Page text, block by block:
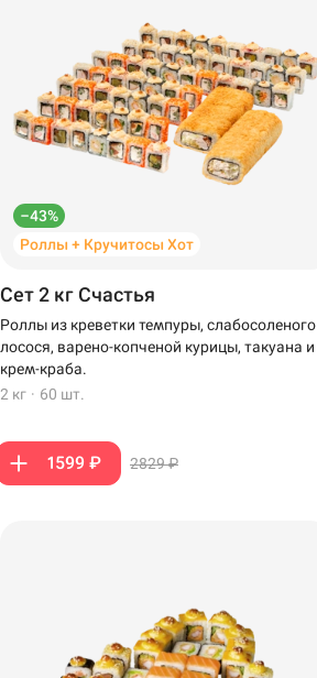
–43%
Роллы + Кручитосы Хот
Сет 2 кг Счастья
Роллы из креветки темпуры, слабосоленого
лосося, варено-копченой курицы, такуана и
крем-краба.
2 кг · 60 шт.
1599 ₽ 2829 ₽